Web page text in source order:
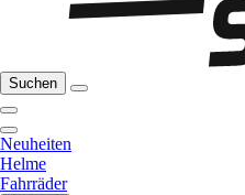
Suchen
Neuheiten
Helme
Fahrräder